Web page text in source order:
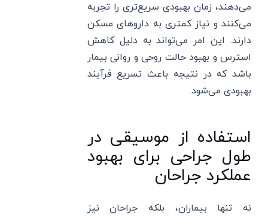
می‌دهند، زمان بهبودی سریع‌تری را تجربه
می‌کنند و نیاز کمتری به داروهای مسکن
دارند. این امر می‌تواند به دلیل کاهش
استرس و بهبود حالت روحی و روانی بیمار
باشد که در نتیجه باعث تسریع فرآیند
بهبودی می‌شود.
استفاده از موسیقی در
طول جراحی برای بهبود
عملکرد جراحان
نه تنها بیماران، بلکه جراحان نیز